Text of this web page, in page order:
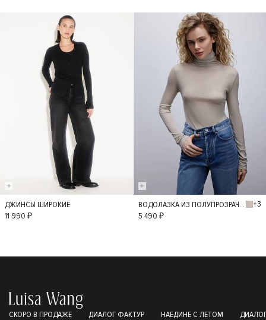
36
ДЖИНСЫ ШИРОКИЕ
11 990 ₽
M
ВОДОЛАЗКА ИЗ ПОЛУПРОЗРАЧНОГО ТРИКОТАЖА
+3
5 490 ₽
СКОРО В ПРОДАЖЕ ДИАЛОГ ФАКТУР НАЕДИНЕ С ЛЕТОМ